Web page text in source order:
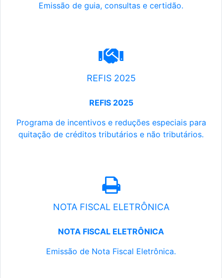
Emissão de guia, consultas e certidão.
REFIS 2025
REFIS 2025
Programa de incentivos e reduções especiais para
quitação de créditos tributários e não tributários.
NOTA FISCAL ELETRÔNICA
NOTA FISCAL ELETRÔNICA
Emissão de Nota Fiscal Eletrônica.